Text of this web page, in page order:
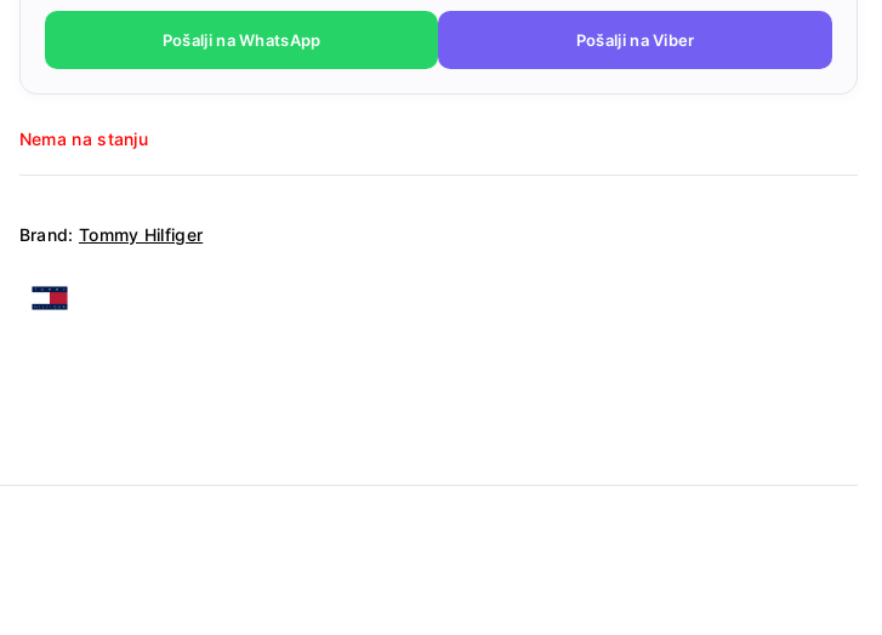
Pošalji na WhatsApp Pošalji na Viber
Nema na stanju
Brand: Tommy Hilfiger